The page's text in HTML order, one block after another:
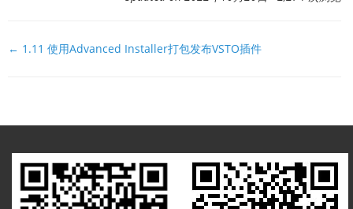
文
← 1.11 使用Advanced Installer打包发布VSTO插件